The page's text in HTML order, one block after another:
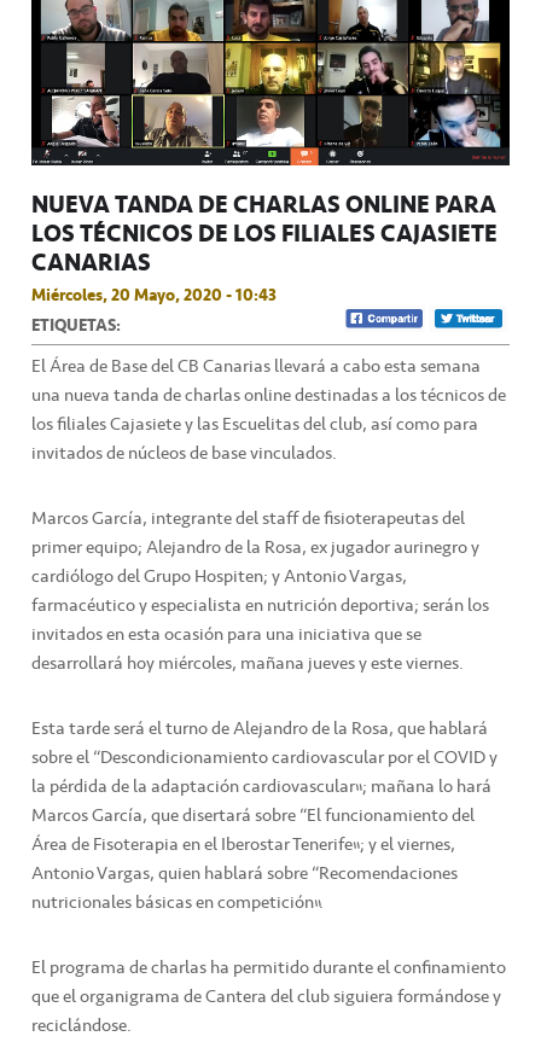
NUEVA TANDA DE CHARLAS ONLINE PARA
LOS TÉCNICOS DE LOS FILIALES CAJASIETE
CANARIAS
Miércoles, 20 Mayo, 2020 - 10:43
ETIQUETAS:
El Área de Base del CB Canarias llevará a cabo esta semana
una nueva tanda de charlas online destinadas a los técnicos de
los filiales Cajasiete y las Escuelitas del club, así como para
invitados de núcleos de base vinculados.
Marcos García, integrante del staff de fisioterapeutas del
primer equipo; Alejandro de la Rosa, ex jugador aurinegro y
cardiólogo del Grupo Hospiten; y Antonio Vargas,
farmacéutico y especialista en nutrición deportiva; serán los
invitados en esta ocasión para una iniciativa que se
desarrollará hoy miércoles, mañana jueves y este viernes.
Esta tarde será el turno de Alejandro de la Rosa, que hablará
sobre el “Descondicionamiento cardiovascular por el COVID y
la pérdida de la adaptación cardiovascular”; mañana lo hará
Marcos García, que disertará sobre “El funcionamiento del
Área de Fisoterapia en el Iberostar Tenerife”; y el viernes,
Antonio Vargas, quien hablará sobre “Recomendaciones
nutricionales básicas en competición”.
El programa de charlas ha permitido durante el confinamiento
que el organigrama de Cantera del club siguiera formándose y
reciclándose.